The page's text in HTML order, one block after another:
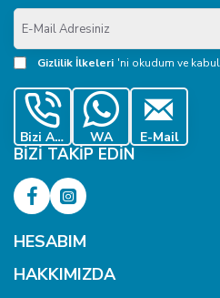
E-
Mail
Adresiniz
Gizlilik İlkeleri 'ni okudum ve
Bizi Ara WA E-Mail
BIZI TAKIP EDIN
HESABIM
HAKKIMIZDA